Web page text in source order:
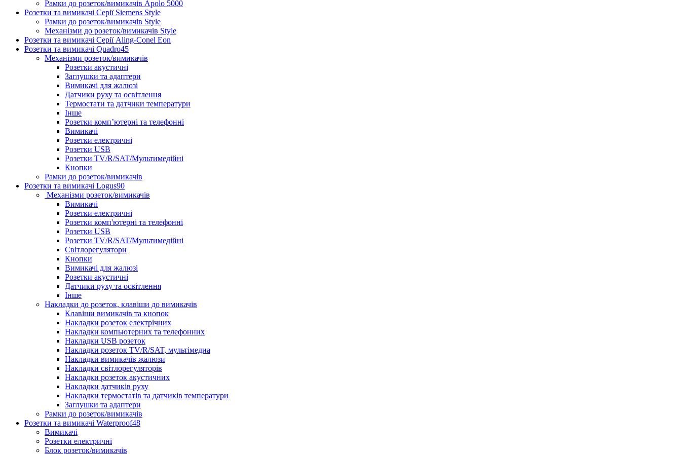
Рамки до розеток/вимикачів Apolo 5000
Розетки та вимикачі Серії Siemens Style
Рамки до розеток/вимикачів Style
Механізми до розеток/вимикачів Style
Розетки та вимикачі Серії Aling-Conel Eon
Розетки та вимикачі Quadro45
Механізми розеток/вимикачів
Розетки акустичні
Заглушки та адаптери
Вимикачі для жалюзі
Датчики руху та освітлення
Термостати та датчики температури
Інше
Розетки комп’ютерні та телефонні
Вимикачі
Розетки електричні
Розетки USB
Розетки TV/R/SAT/Мультимедійні
Кнопки
Рамки до розеток/вимикачів
Розетки та вимикачі Logus90
Механізми розеток/вимикачів
Вимикачі
Розетки електричні
Розетки комп'ютерні та телефонні
Розетки USB
Розетки TV/R/SAT/Мультимедійні
Світлорегулятори
Кнопки
Вимикачі для жалюзі
Розетки акустичні
Датчики руху та освітлення
Інше
Накладки до розеток, клавіши до вимикачів
Клавіши вимикачів та кнопок
Накладки розеток електрічних
Накладки компьютерних та телефонних
Накладки USB розеток
Накладки розеток TV/R/SAT, мультімедиа
Накладки вимикачів жалюзи
Накладки світлорегуляторів
Накладки розеток акустичних
Накладки датчиків руху
Накладки термостатів та датчиків температури
Заглушки та адаптери
Рамки до розеток/вимикачів
Розетки та вимикачі Waterproof48
Вимикачі
Розетки електричні
Блок розеток/вимикачів